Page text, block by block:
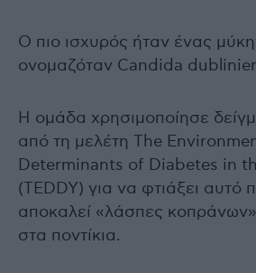
Ο πιο ισχυρός ήταν ένας
ονομαζόταν Candida
Η ομάδα χρησιμοποίησε
από τη μελέτη The
Determinants of Diabetes in
(TEDDY) για να φτιάξει αυτό
αποκαλεί «λάσπες κοπράνων»
στα ποντίκια.